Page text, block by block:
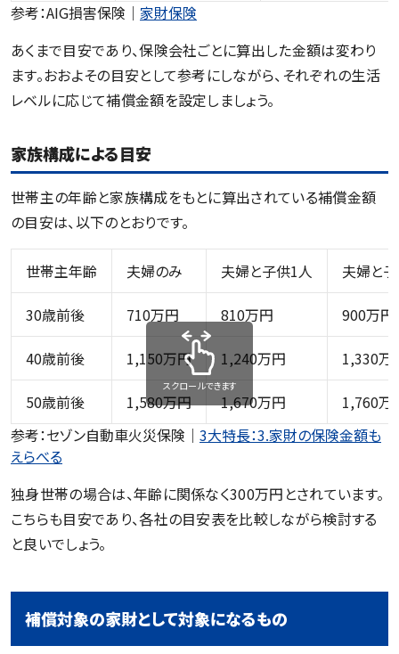
参考：AIG損害保険｜ 家財保険
あくまで目安であり、保険会社ごとに算出した金額は変わり
ます。おおよその目安として参考にしながら、それぞれの生活
レベルに応じて補償金額を設定しましょう。
家族構成による目安
世帯主の年齢と家族構成をもとに算出されている補償金額
の目安は、以下のとおりです。
世帯主年齢 夫婦のみ 夫婦と子供1人 夫婦と
30歳前後 710万円 810万円 900万円
40歳前後 1,150万円 1,240万円 1,330万
50歳前後 1,580万円 1,670万円
1,760万
参考：セゾン自動車火災保険｜ 3大特長：3.家財の保険金額も
えらべる
スクロールできます
独身世帯の場合は、年齢に関係なく300万円とされています。
こちらも目安であり、各社の目安表を比較しながら検討する
と良いでしょう。
補償対象の家財として対象になるもの